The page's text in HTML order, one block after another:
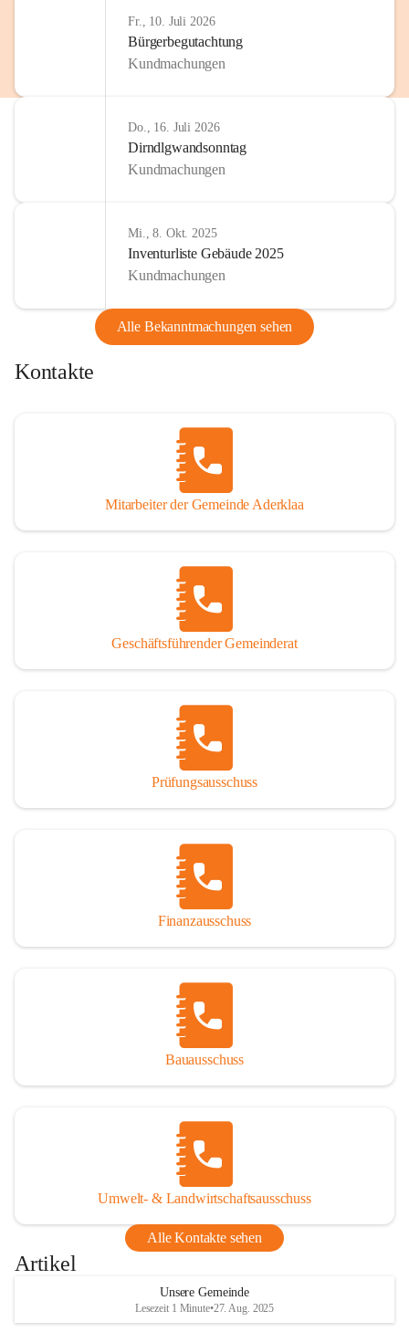
Fr., 10. Juli 2026
Bürgerbegutachtung
Kundmachungen
Do., 16. Juli 2026
Dirndlgwandsonntag
Kundmachungen
Mi., 8. Okt. 2025
Inventurliste Gebäude 2025
Kundmachungen
Alle Bekanntmachungen sehen
Kontakte
Mitarbeiter der Gemeinde Aderklaa
Geschäftsführender Gemeinderat
Prüfungsausschuss
Finanzausschuss
Bauausschuss
Umwelt- & Landwirtschaftsausschuss
Alle Kontakte sehen
Artikel
Unsere Gemeinde
Lesezeit 1 Minute•27. Aug. 2025